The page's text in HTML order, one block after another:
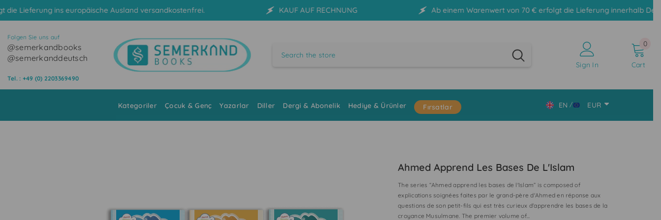
Ausland versandkostenfrei. KAUF AUF RECHNUNG Ab einem Warenwert von 70 € erfolgt die Lieferung innerhalb Deutschlands
Folgen Sie uns auf
@semerkandbooks
@semerkanddeutsch
Tel. : +49 (0) 2203369490
Sign In Cart
00
Kategoriler Çocuk & Genç Yazarlar Diller Dergi & Abonelik Hediye & Ürünler Fırsatlar EN EUR
HUF
Ahmed Apprend Les Bases De L'Islam
The series “Ahmed apprend les bases de l'Islam” is composed of
explications soignées faites par le grand-père d'Ahmed en réponse aux
questions de son petit-fils qui est très curieux d'apprendre les bases de la
croyance Musulmane. The premier volume of...